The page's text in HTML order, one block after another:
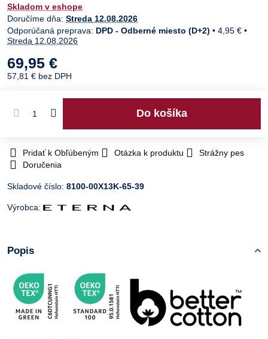
Skladom v eshope
Doručíme dňa: Streda 12.08.2026
DPD - Odberné miesto (D+2) • 4,95 € •
Streda 12.08.2026
69,95 €
57,81 € bez DPH
Do košíka
Pridať k Obľúbeným Otázka k produktu
Strážny pes
Doručenia
Skladové číslo: 8100-00X13K-65-39
Výrobca:
Popis